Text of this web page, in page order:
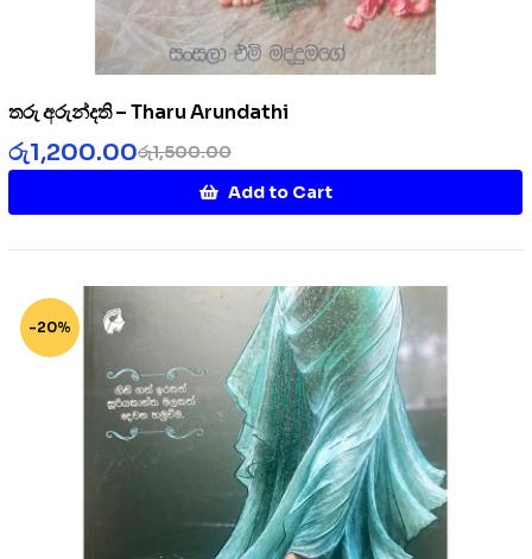
තරු අරුන්දති – Tharu Arundathi
රු1,500.00
රු1,200.00
Add to Cart
-20%